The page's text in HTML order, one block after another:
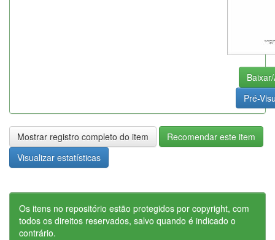
Pré-
Mostrar registro completo do item
Recomendar este item
Visualizar estatísticas
Os itens no repositório estão protegidos por copyright, com
todos os direitos reservados, salvo quando é indicado o
contrário.